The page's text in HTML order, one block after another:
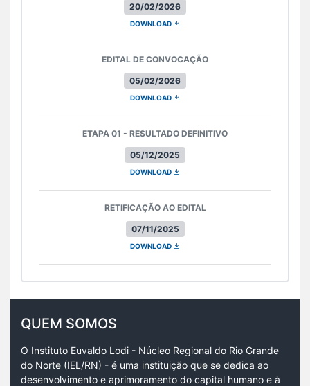
20/02/2026
DOWNLOAD
05/02/2026
EDITAL DE CONVOCAÇÃO
DOWNLOAD
05/12/2025
ETAPA 01 - RESULTADO DEFINITIVO
DOWNLOAD
07/11/2025
RETIFICAÇÃO AO EDITAL
DOWNLOAD
QUEM SOMOS
O Instituto Euvaldo Lodi - Núcleo Regional do Rio Grande
do Norte (IEL/RN) - é uma instituição que se dedica ao
desenvolvimento e aprimoramento do capital humano e à